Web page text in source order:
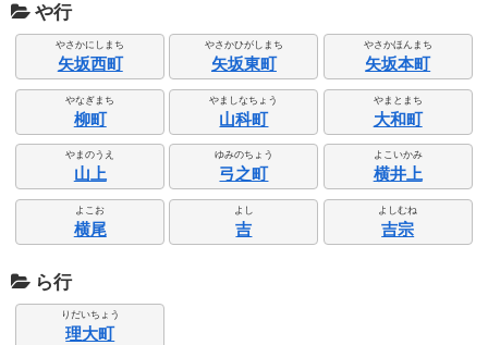
や行
やさかにしまち
矢坂西町
やさかひがしまち
矢坂東町
やさかほんまち
矢坂本町
やなぎまち
柳町
やましなちょう
山科町
やまとまち
大和町
やまのうえ
山上
ゆみのちょう
弓之町
よこいかみ
横井上
よこお
横尾
よし
吉
よしむね
吉宗
ら行
りだいちょう
理大町